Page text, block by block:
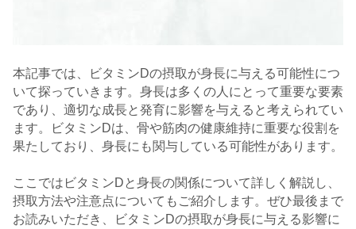
本記事では、ビタミンDの摂取が身長に与える可能性につ
いて探っていきます。身長は多くの人にとって重要な要素
であり、適切な成長と発育に影響を与えると考えられてい
ます。ビタミンDは、骨や筋肉の健康維持に重要な役割を
果たしており、身長にも関与している可能性があります。
ここではビタミンDと身長の関係について詳しく解説し、
摂取方法や注意点についてもご紹介します。ぜひ最後まで
お読みいただき、ビタミンDの摂取が身長に与える影響に